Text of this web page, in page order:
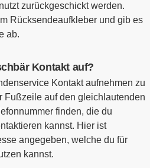
zurückgeschickt werden.
Rücksendeaufkleber und gib es
ab.
Kontakt auf?
Kontakt aufnehmen zu
Fußzeile auf den gleichlautenden
finden, die du
kannst. Hier ist
angegeben, welche du für
kannst.